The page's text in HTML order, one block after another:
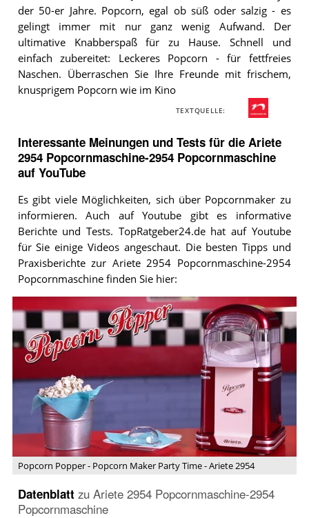
der 50-er Jahre. Popcorn, egal ob süß oder salzig - es
gelingt immer mit nur ganz wenig Aufwand. Der
ultimative Knabberspaß für zu Hause. Schnell und
einfach zubereitet: Leckeres Popcorn - für fettfreies
Naschen. Überraschen Sie Ihre Freunde mit frischem,
knusprigem Popcorn wie im Kino
TEXTQUELLE:
Interessante Meinungen und Tests für die Ariete
2954 Popcornmaschine-2954 Popcornmaschine
auf YouTube
Es gibt viele Möglichkeiten, sich über Popcornmaker zu
informieren. Auch auf Youtube gibt es informative
Berichte und Tests. TopRatgeber24.de hat auf Youtube
für Sie einige Videos angeschaut. Die besten Tipps und
Praxisberichte zur Ariete 2954 Popcornmaschine-2954
Popcornmaschine finden Sie hier:
Popper
-
Popcorn
Maker
Party
Time
-
Ariete
2954
Popcorn Popper - Popcorn Maker Party Time - Ariete 2954
Datenblatt zu Ariete 2954 Popcornmaschine-2954
Popcornmaschine